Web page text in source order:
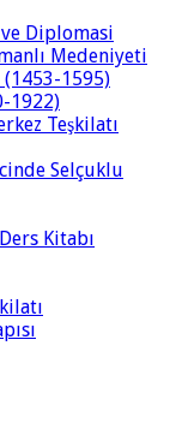
Diplomasi
Medeniyeti
(1453-1595)
1922)
Teşkilatı
Selçuklu
Kitabı